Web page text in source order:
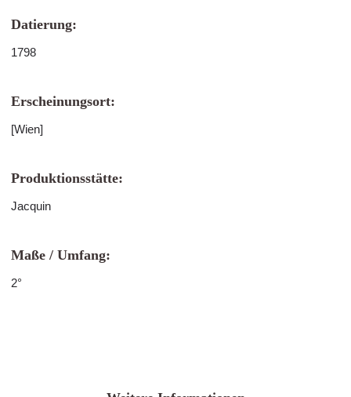
Datierung:
1798
Erscheinungsort:
[Wien]
Produktionsstätte:
Jacquin
Maße / Umfang:
2°